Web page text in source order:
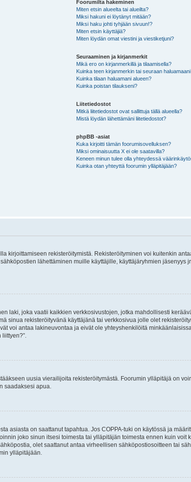
Foorumilta hakeminen
Miten etsin alueelta tai alueilta?
Miksi hakuni ei löytänyt mitään?
Miksi haku johti tyhjään sivuun!?
Miten etsin käyttäjiä?
Miten löydän omat viestini ja viestiketjuni?
Seuraaminen ja kirjanmerkit
Mikä ero on kirjanmerkillä ja tilaamisella?
Kuinka teen kirjanmerkin tai seuraan
Kuinka tilaan haluamani alueen?
Kuinka poistan tilaukseni?
Liitetiedostot
Mitkä liitetiedostot ovat sallittuja tällä alueella?
Mistä löydän lähettämäni liitetiedostot?
phpBB -asiat
Kuka kirjoitti tämän foorumisovelluksen?
Miksi ominaisuutta X ei ole saatavilla?
Keneen minun tulee olla yhteydessä
Kuinka otan yhteyttä foorumin ylläpitäjään?
kirjoittamiseen rekisteröitymistä. Rekisteröityminen voi kuitenkin
lähettäminen muille käyttäjille, käyttäjäryhmien
laki, joka vaatii kaikkien verkkosivustojen, jotka mahdollisesti
sinua rekisteröityvänä käyttäjänä tai verkkosivua jolle olet
voi antaa lakineuvontaa ja eivät ole yhteyshenkilöitä
uusia vierailijoita rekisteröitymästä. Foorumin ylläpitäjä on
saadaksesi apua.
asiasta on saattanut tapahtua. Jos COPPA-tuki on käytössä ja
joko sinun itsesi toimesta tai ylläpitäjän toimesta ennen kuin voit
olet saattanut antaa virheellisen sähköpostiosoitteen tai
ylläpitäjään.